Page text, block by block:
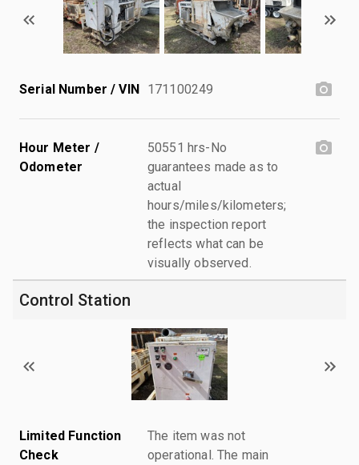
Serial Number / VIN 171100249
Hour Meter /
Odometer
50551 hrs-No
guarantees made as to
actual
hours/miles/kilometers;
the inspection report
reflects what can be
visually observed.
Control Station
Limited Function
Check
The item was not
operational. The main